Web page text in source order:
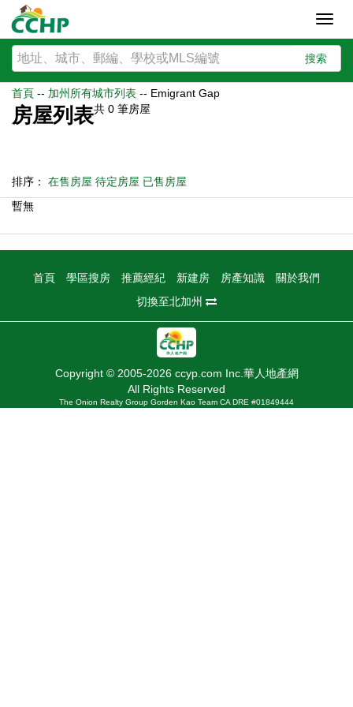
搜索
首頁 -- 加州所有城市列表 -- Emigrant Gap
房屋列表共 0 筆房屋
排序： 在售房屋 待定房屋 已售房屋
暫無
首頁 學區搜房 推薦經紀 新建房 房產知識
關於我們
切換至北加州
Copyright © 2005-2026 ccyp.com Inc.華人地產網
All Rights Reserved
The Onion Realty Group Gorden Kao Team CA DRE #01849444